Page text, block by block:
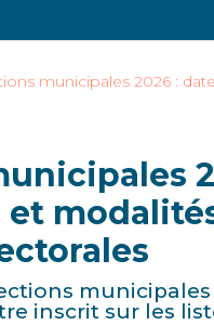
municipales 2026 :
et
inscrit sur les